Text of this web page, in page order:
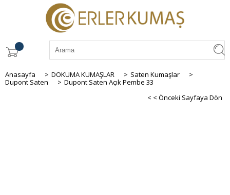
Anasayfa > DOKUMA KUMAŞLAR > Saten Kumaşlar
>
Dupont Saten
> Dupont Saten Açık Pembe 33
< < Önceki Sayfaya Dön